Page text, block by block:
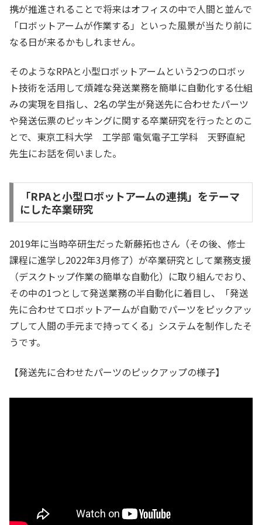
携が推進されることで将来はオフィスの中で人間と並んで
「ロボットアームが作業する」といった風景が当たり前に
なる日が来るかもしれません。
そのようなRPAと小型ロボットアームという2つのロボッ
ト技術を活用して煩雑な発送業務を簡単に自動化する仕組
みの実現を目指し、2名の学生が発送先に合わせたパーツ
や発送伝票のピッキングに関する卒業研究を行ったとのこ
とで、東京工科大学 工学部 電気電子工学科 天野直紀
先生にお話を伺いました。
「RPAと小型ロボットアームの連携」をテーマ
にした卒業研究
2019年に当時卒研生だった新藤拓也さん（その後、修士
課程に進学し2022年3月修了）が卒業研究として業務支援
（デスクトップ作業の簡単な自動化）に取り組んでおり、
その中の1つとして発送業務の半自動化に着目し、「発送
先に合わせてロボットアームが自動でパーツをピックアッ
プして人間の手元まで持ってくる」システムを制作したそ
うです。
【発送先に合わせたパーツのピックアップの様子】